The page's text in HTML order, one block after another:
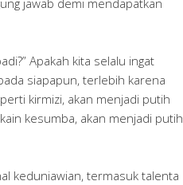
Apakah kita selalu ingat
siapapun, terlebih karena
kirmizi, akan menjadi putih
kesumba, akan menjadi putih
keduniawian, termasuk talenta